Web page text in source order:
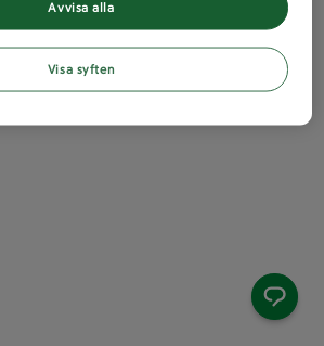
Avvisa alla
Visa syften